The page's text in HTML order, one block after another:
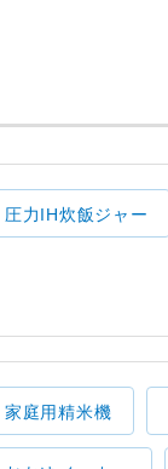
圧力IH炊飯ジャー
家庭用精米機